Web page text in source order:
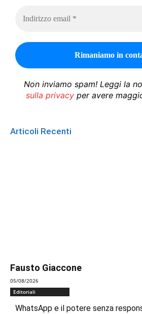
Non inviamo spam! Leggi la
sulla privacyper avere
Articoli Recenti
Fausto Giaccone
05/08/2026
Editoriali
WhatsApp e il potere senza